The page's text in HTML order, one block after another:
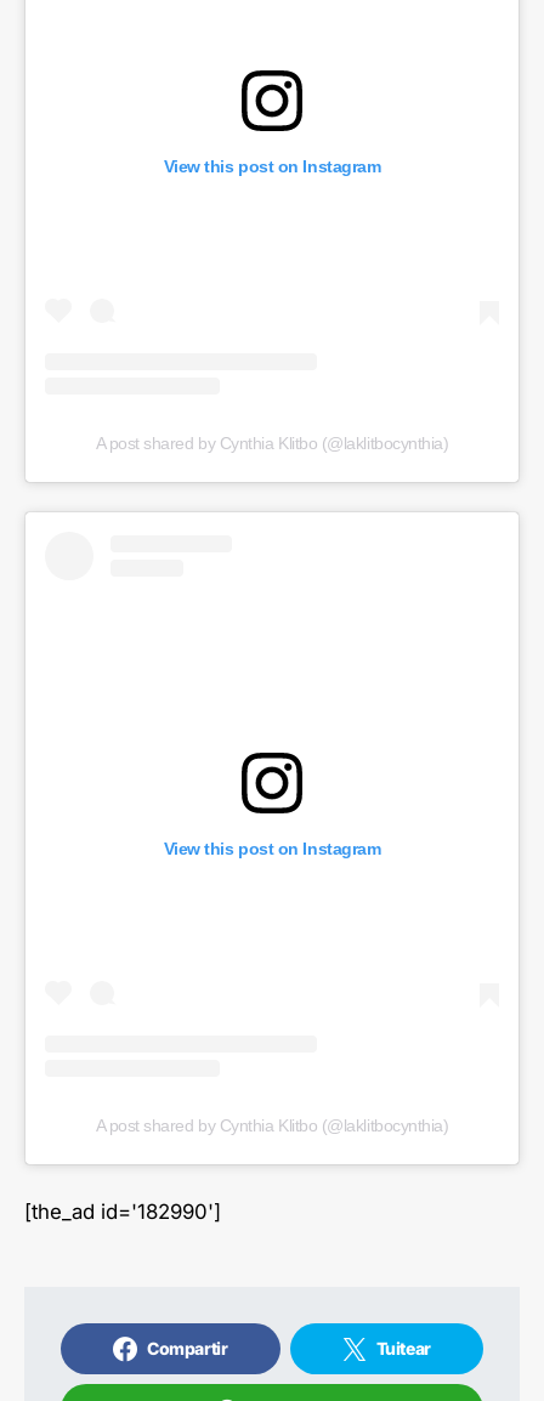
View this post on Instagram
A post shared by Cynthia Klitbo (@laklitbocynthia)
View this post on Instagram
A post shared by Cynthia Klitbo (@laklitbocynthia)
[the_ad id='182990']
Compartir Tuitear